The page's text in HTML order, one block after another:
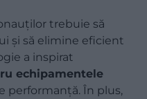
trebuie să
și să elimine eficient
a inspirat
echipamentele
performanță. În plus,